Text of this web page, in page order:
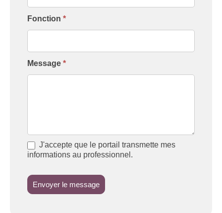
Fonction *
Message *
J'accepte que le portail transmette mes
informations au professionnel.
Envoyer le message